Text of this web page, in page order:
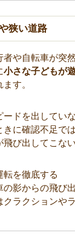
狭い道路
や自転車が突
小さな子どもが
す。
ードを出してい
きに確認不足で
飛び出してこな
転を徹底する
の影からの飛び
クラクションや